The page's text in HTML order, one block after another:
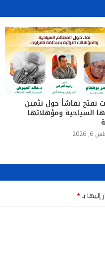
تفتح نقاشاً حول تثمين
السياحية ومؤهلاتها
إليها بـ*